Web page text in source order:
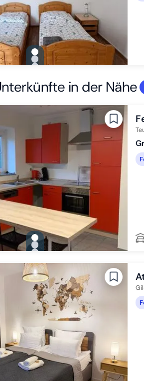
gallery.slide_selector
Zu Slide 1 wechseln
Zu Slide 2 wechseln
in der Nähe
gallery.slide_selector
Zu Slide 1 wechseln
Zu Slide 2 wechseln
Zu Slide 4 wechseln
Zu Slide 5 wechseln
Zu Slide 6 wechseln